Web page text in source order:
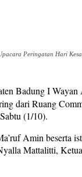
Peringatan Hari
Badung I
dari Ruang
(1/10).
Amin
Mattalitti,